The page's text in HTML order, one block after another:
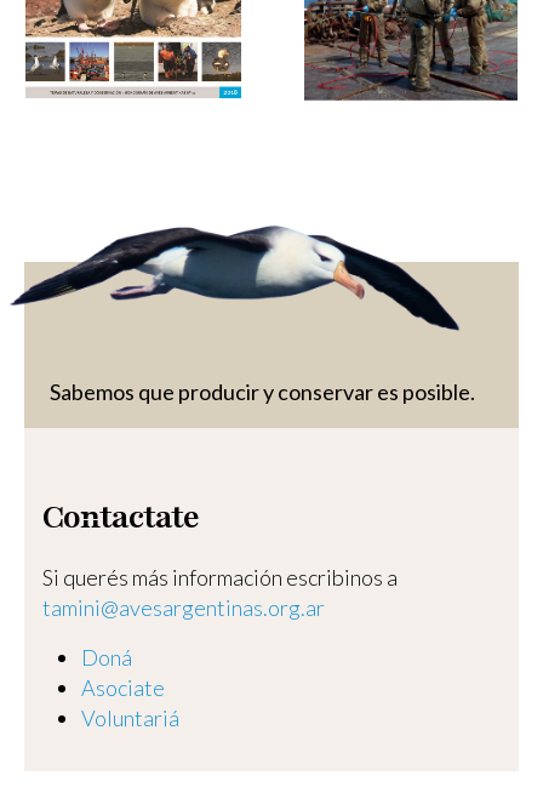
Sabemos que producir y conservar es posible.
Contactate
Si querés más información escribinos a
tamini@avesargentinas.org.ar
Doná
Asociate
Voluntariá